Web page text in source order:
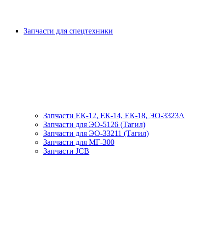
Запчасти для спецтехники
Запчасти ЕК-12, ЕК-14, ЕК-18, ЭО-3323А
Запчасти для ЭО-5126 (Тагил)
Запчасти для ЭО-33211 (Тагил)
Запчасти для МГ-300
Запчасти JCB